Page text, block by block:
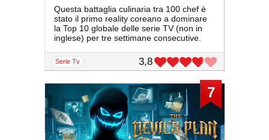
Questa battaglia culinaria tra 100 chef è
stato il primo reality coreano a dominare
la Top 10 globale delle serie TV (non in
inglese) per tre settimane consecutive.
serie Tv 3,8
7